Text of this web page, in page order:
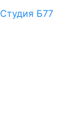
Студия Б77